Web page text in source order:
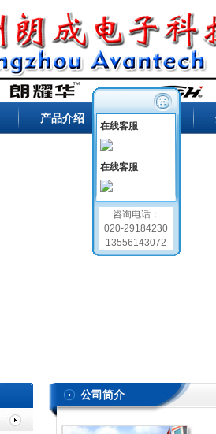
产品介绍 新闻中心
公司简介
在
在线客服
在线客服
咨询电话：
020-29184230
13556143072